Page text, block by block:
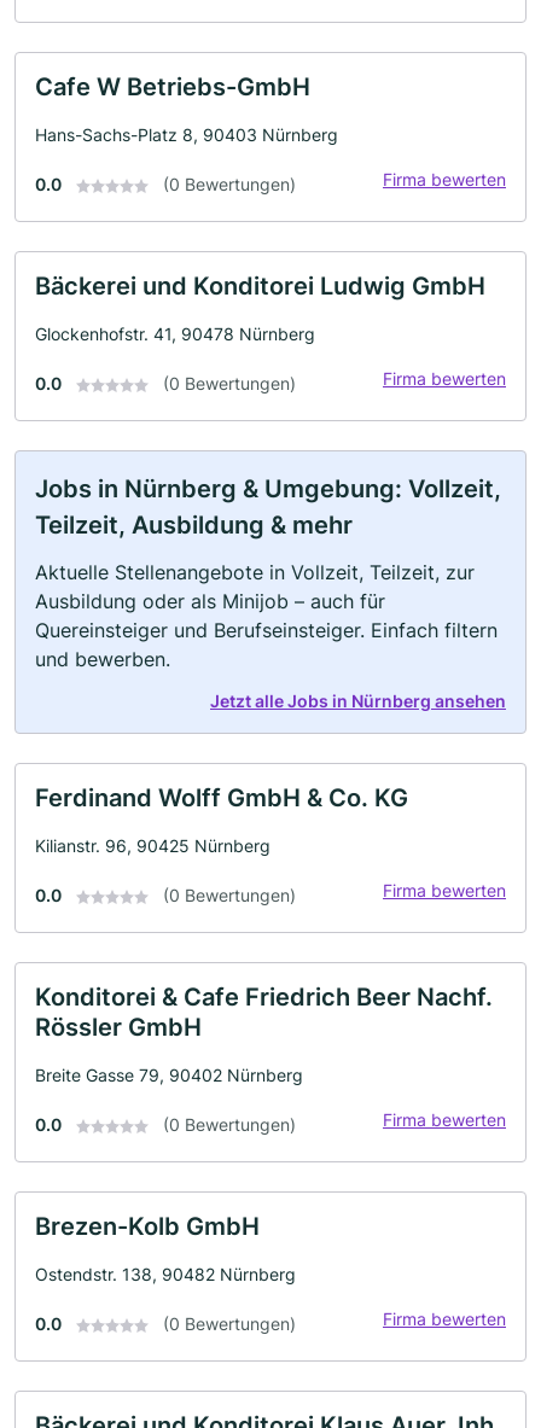
Cafe W Betriebs-GmbH
Hans-Sachs-Platz 8, 90403 Nürnberg
0.0 (0 Bewertungen) Firma bewerten
Bäckerei und Konditorei Ludwig GmbH
Glockenhofstr. 41, 90478 Nürnberg
0.0 (0 Bewertungen) Firma bewerten
Jobs in Nürnberg & Umgebung: Vollzeit,
Teilzeit, Ausbildung & mehr
Aktuelle Stellenangebote in Vollzeit, Teilzeit, zur
Ausbildung oder als Minijob – auch für
Quereinsteiger und Berufseinsteiger. Einfach filtern
und bewerben.
Jetzt alle Jobs in Nürnberg ansehen
Ferdinand Wolff GmbH & Co. KG
Kilianstr. 96, 90425 Nürnberg
0.0 (0 Bewertungen) Firma bewerten
Konditorei & Cafe Friedrich Beer Nachf.
Rössler GmbH
Breite Gasse 79, 90402 Nürnberg
0.0 (0 Bewertungen) Firma bewerten
Brezen-Kolb GmbH
Ostendstr. 138, 90482 Nürnberg
0.0 (0 Bewertungen) Firma bewerten